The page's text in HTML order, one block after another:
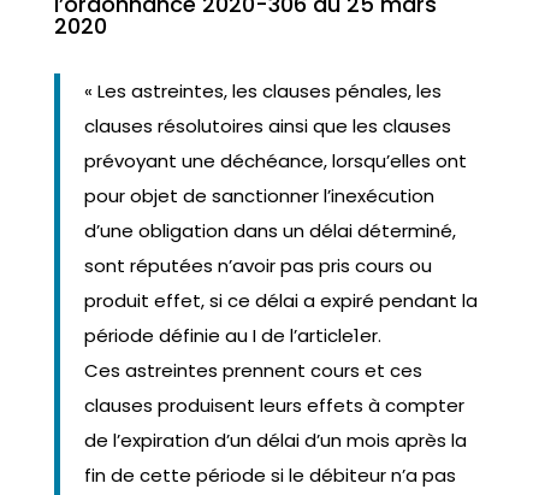
2020
« Les astreintes, les clauses pénales, les
clauses résolutoires ainsi que les clauses
prévoyant une déchéance, lorsqu’elles ont
pour objet de sanctionner l’inexécution
d’une obligation dans un délai déterminé,
sont réputées n’avoir pas pris cours ou
produit effet, si ce délai a expiré pendant la
période définie au I de l’article1er.
Ces astreintes prennent cours et ces
clauses produisent leurs effets à compter
de l’expiration d’un délai d’un mois après la
fin de cette période si le débiteur n’a pas